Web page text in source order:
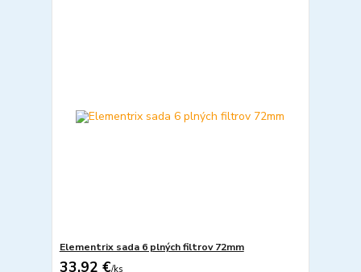
Elementrix sada 6 plných filtrov 72mm
33,92 €/ks